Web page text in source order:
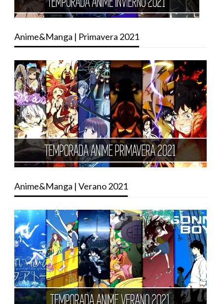
Anime&Manga | Primavera 2021
Anime&Manga | Verano 2021